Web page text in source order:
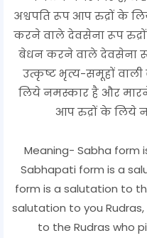
अश्वपति रूप आप रुद्रों के
करने वाले देवसेना रूप
बेधन करने वाले देवसेना
उत्कृष्ट भृत्य-समूहों वाली
लिये नमस्कार है और
आप रुद्रों के लिये
Meaning- Sabha form
Sabhapati form is a
form is a salutation to
salutation to you
to the Rudras who